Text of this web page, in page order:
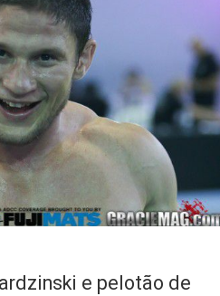
e pelotão de